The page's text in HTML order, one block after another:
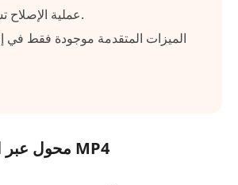
عملية الإصلاح تستغرق وقتا.
الميزات المتقدمة موجودة فقط
محول عبر الإنترنت - إصلاح MP4